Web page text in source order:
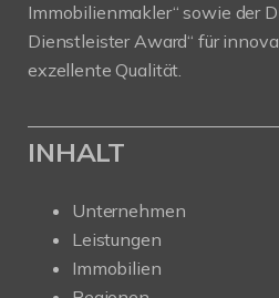
Immobilienmakler“ sowie der
Dienstleister Award“ für
exzellente Qualität.
INHALT
Unternehmen
Leistungen
Immobilien